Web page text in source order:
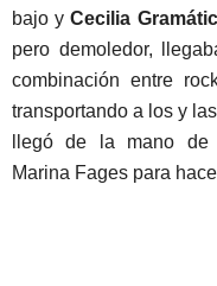
bajo yCecilia
pero demoledor,
combinación entre
transportando a los y
llegó de la mano de
Marina Fages para